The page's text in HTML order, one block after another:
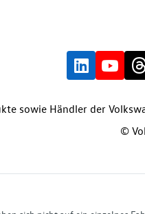
sowie Händler der
©